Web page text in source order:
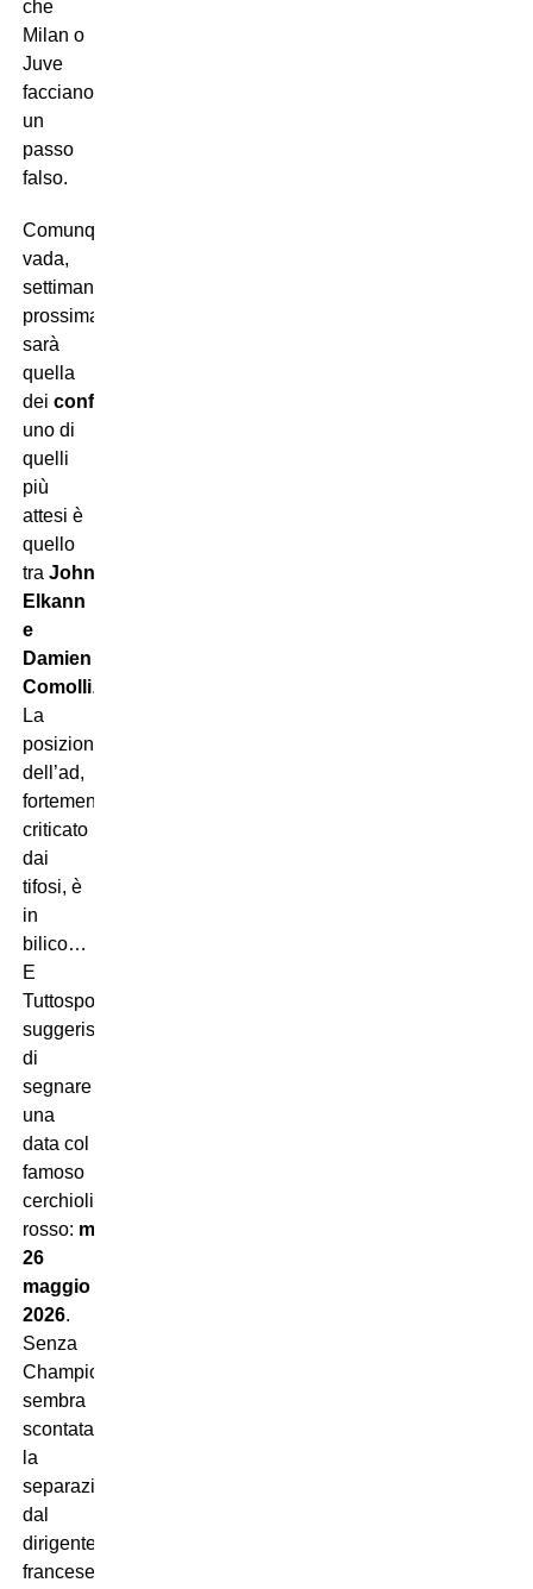
che
Milan o
Juve
facciano
un
passo
falso.
Comunque
vada,
settimana
prossima
sarà
quella
dei confronti
uno di
quelli
più
attesi è
quello
tra John
Elkann
e
Damien
Comolli.
La
posizione
dell’ad,
fortemente
criticato
dai
tifosi, è
in
bilico…
E
Tuttosport
suggerisce
di
segnare
una
data col
famoso
cerchiolino
rosso: martedì
26
maggio
2026.
Senza
Champions
sembra
scontata
la
separazione
dal
dirigente
francese,